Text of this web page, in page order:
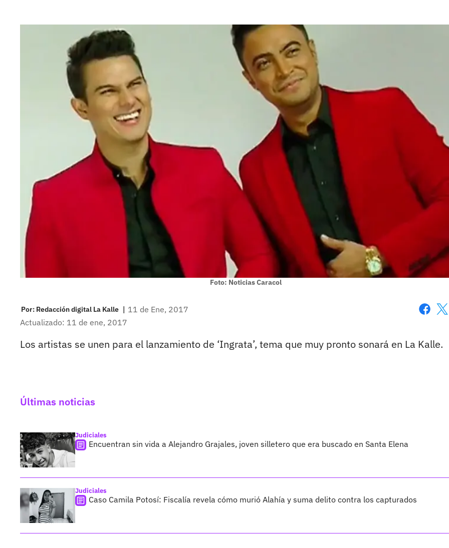
Foto: Noticias Caracol
Por: Redacción digital La Kalle | 11 de Ene, 2017
Actualizado: 11 de ene, 2017
Los artistas se unen para el lanzamiento de ‘Ingrata’, tema que muy pronto sonará en La Kalle.
Últimas noticias
Judiciales
Encuentran sin vida a Alejandro Grajales, joven silletero que era buscado en Santa Elena
Judiciales
Caso Camila Potosí: Fiscalía revela cómo murió Alahía y suma delito contra los capturados